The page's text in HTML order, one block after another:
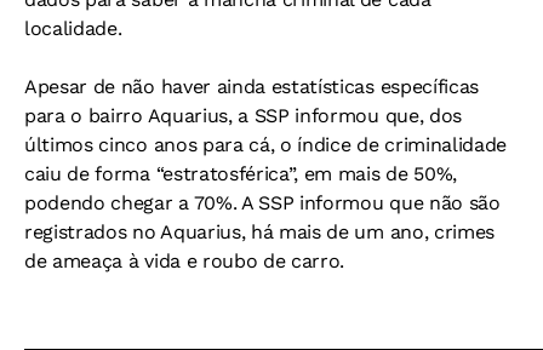
localidade.
Apesar de não haver ainda estatísticas específicas
para o bairro Aquarius, a SSP informou que, dos
últimos cinco anos para cá, o índice de criminalidade
caiu de forma “estratosférica”, em mais de 50%,
podendo chegar a 70%. A SSP informou que não são
registrados no Aquarius, há mais de um ano, crimes
de ameaça à vida e roubo de carro.